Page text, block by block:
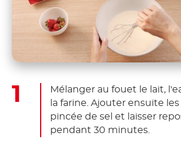
Mélanger au fouet le lait,
la farine. Ajouter ensuite
pincée de sel et laisser
pendant 30 minutes.